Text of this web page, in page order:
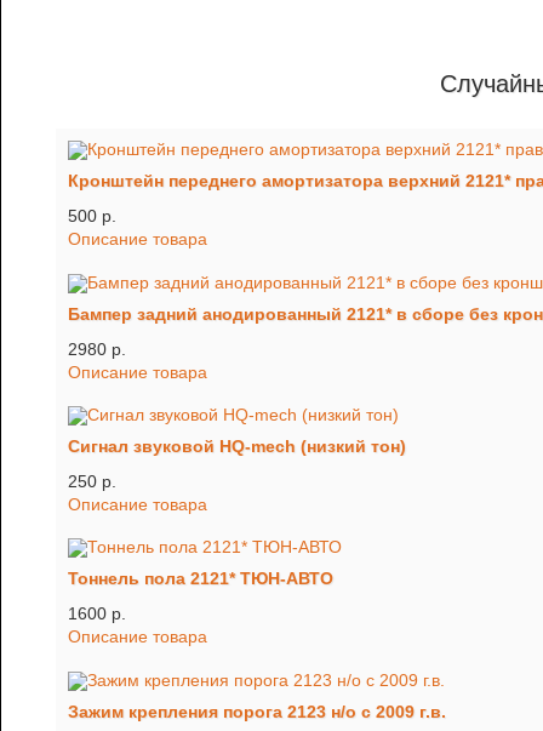
Кронштейн переднего амортизатора верхний 2121*
500 p.
Описание товара
Бампер задний анодированный 2121* в сборе без
2980 p.
Описание товара
Сигнал звуковой HQ-mech (низкий тон)
250 p.
Описание товара
Тоннель пола 2121* ТЮН-АВТО
1600 p.
Описание товара
Зажим крепления порога 2123 н/о с 2009 г.в.